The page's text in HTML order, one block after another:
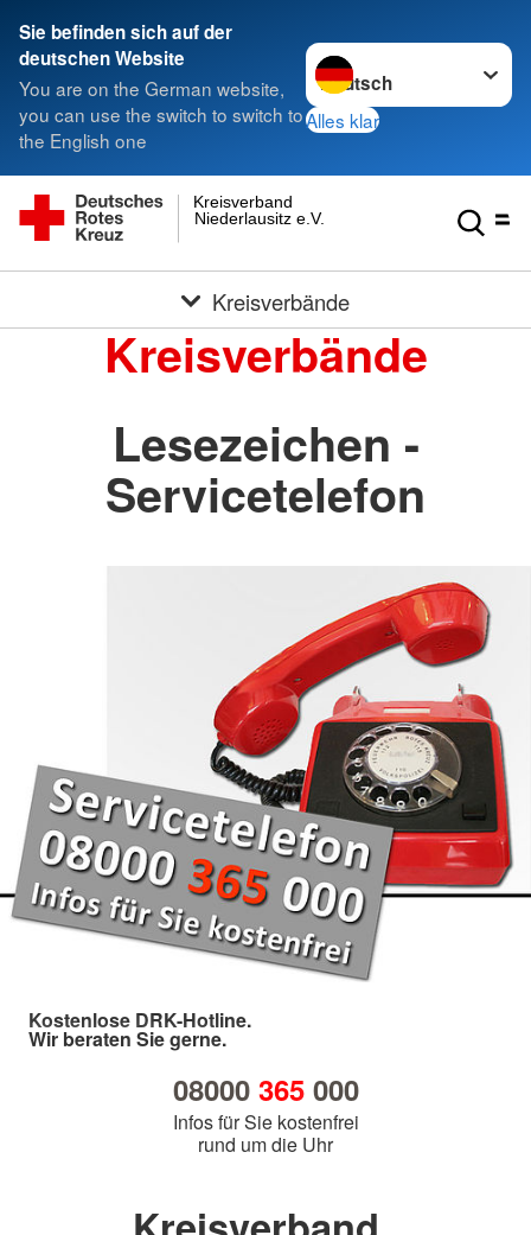
Sie befinden sich auf der
deutschen Website
You are on the German website,
you can use the switch to switch to
the English one
Sprache wechseln zu
Alles klar
Niederlausitz e.V.
Kreisverband
Kreisverbände
Kreisverbände
Lesezeichen -
Servicetelefon
Kostenlose DRK-Hotline.
Wir beraten Sie gerne.
08000 365000
Infos für Sie kostenfrei
rund um die Uhr